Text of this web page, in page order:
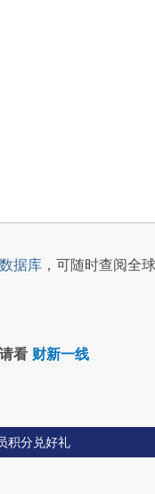
据库 ，可随时查阅全
看 财新一线
积分兑好礼